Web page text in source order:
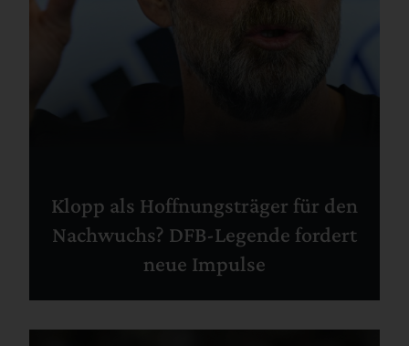
Klopp als Hoffnungsträger für den
Nachwuchs? DFB-Legende fordert
neue Impulse